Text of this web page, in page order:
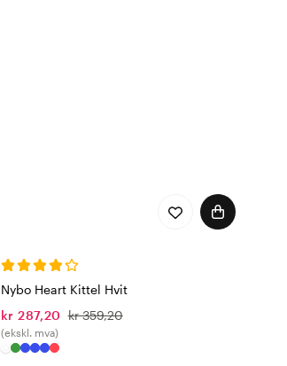
Nybo Heart Kittel Hvit
kr 287,20 kr 359,20
(ekskl. mva)